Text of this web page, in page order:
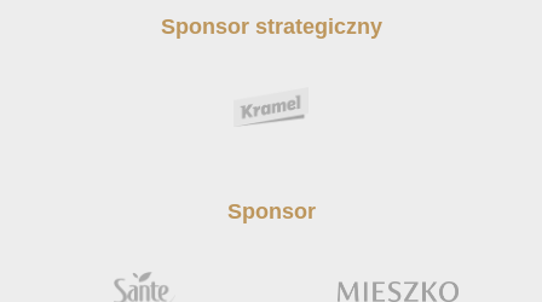
Sponsor strategiczny
Sponsor